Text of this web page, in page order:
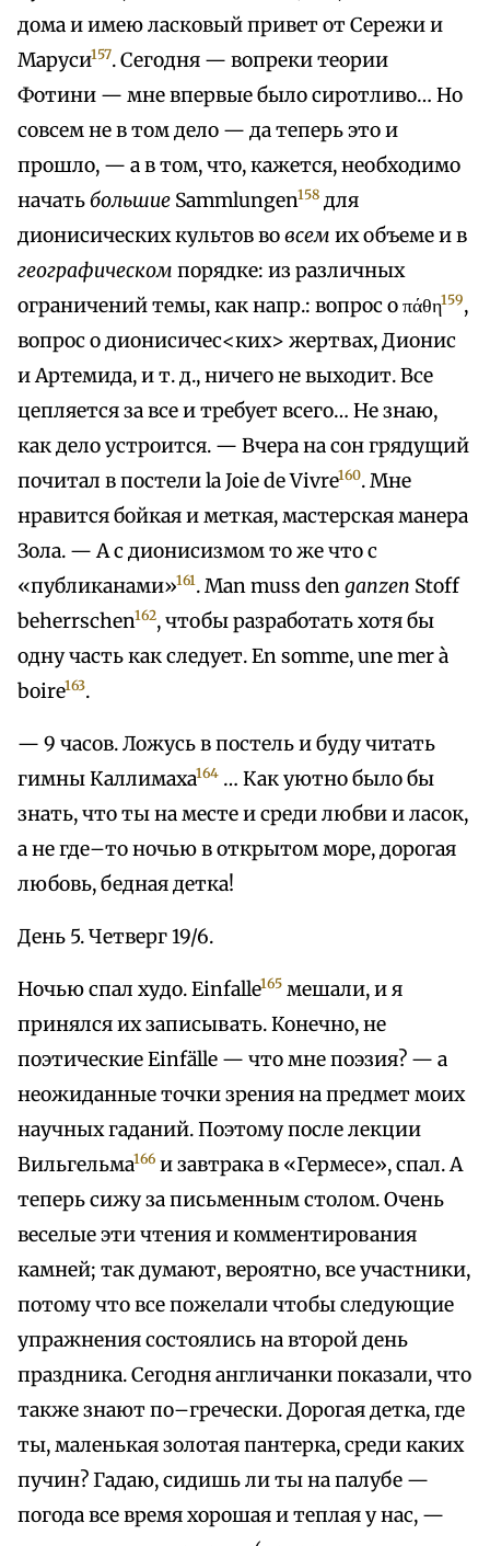
дома и имею ласковый привет от Сережи и
Маруси157. Сегодня — вопреки теории
Фотини — мне впервые было сиротливо… Но
совсем не в том дело — да теперь это и
прошло, — а в том, что, кажется, необходимо
начатьбольшие Sammlungen158 для
дионисических культов вовсем их объеме и в
географическом порядке: из различных
ограничений темы, как напр.: вопрос о πάθη159,
вопрос о дионисичес<ких> жертвах, Дионис
и Артемида, и т. д., ничего не выходит. Все
цепляется за все и требует всего… Не знаю,
как дело устроится. — Вчера на сон грядущий
почитал в постели la Joie de Vivre160. Мне
нравится бойкая и меткая, мастерская манера
Зола. — А с дионисизмом то же что с
«публиканами»161. Man muss denganzen Stoff
beherrschen162, чтобы разработать хотя бы
одну часть как следует. Еn somme, une mer à
boire163.
— 9 часов. Ложусь в постель и буду читать
гимны Каллимаха164 … Как уютно было бы
знать, что ты на месте и среди любви и ласок,
а не где–то ночью в открытом море, дорогая
любовь, бедная детка!
День 5. Четверг 19/6.
Ночью спал худо. Einfalle165 мешали, и я
принялся их записывать. Конечно, не
поэтические Einfälle — что мне поэзия? — а
неожиданные точки зрения на предмет моих
научных гаданий. Поэтому после лекции
Вильгельма166 и завтрака в «Гермесе», спал. А
теперь сижу за письменным столом. Очень
веселые эти чтения и комментирования
камней; так думают, вероятно, все участники,
потому что все пожелали чтобы следующие
упражнения состоялись на второй день
праздника. Сегодня англичанки показали, что
также знают по–гречески. Дорогая детка, где
ты, маленькая золотая пантерка, среди каких
пучин? Гадаю, сидишь ли ты на палубе —
погода все время хорошая и теплая у нас, —